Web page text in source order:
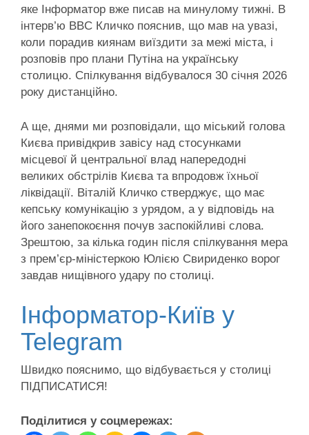
яке Інформатор вже писав на минулому тижні. В
інтерв’ю BBC Кличко пояснив, що мав на увазі,
коли порадив киянам виїздити за межі міста, і
розповів про плани Путіна на українську
столицю. Спілкування відбувалося 30 січня 2026
року дистанційно.
А ще, днями ми розповідали, що міський голова
Києва привідкрив завісу над стосунками
місцевої й центральної влад напередодні
великих обстрілів Києва та впродовж їхньої
ліквідації. Віталій Кличко стверджує, що має
кепську комунікацію з урядом, а у відповідь на
його занепокоєння почув заспокійливі слова.
Зрештою, за кілька годин після спілкування мера
з прем’єр-міністеркою Юлією Свириденко ворог
завдав нищівного удару по столиці.
Інформатор-Київ у
Telegram
Швидко пояснимо, що відбувається у столиці
ПІДПИСАТИСЯ!
Поділитися у соцмережах: